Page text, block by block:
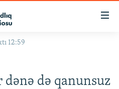
12:59
də qanunsuz